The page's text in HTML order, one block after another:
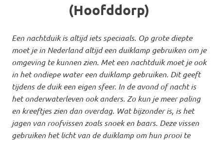
(Hoofddorp)
Een nachtduik is altijd iets speciaals. Op grote diepte
moet je in Nederland altijd een duiklamp gebruiken om je
omgeving te kunnen zien. Met een nachtduik moet je ook
in het ondiepe water een duiklamp gebruiken. Dit geeft
tijdens de duik een eigen sfeer. In de avond of nacht is
het onderwaterleven ook anders. Zo kun je meer paling
en kreeftjes zien dan overdag. Wat bijzonder is, is het
jagen van roofvissen zoals snoek en baars. Deze vissen
gebruiken het licht van de duiklamp om hun prooi te